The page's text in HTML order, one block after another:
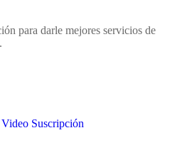
para darle mejores servicios de
Video Suscripción